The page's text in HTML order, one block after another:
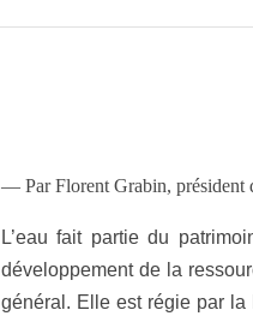
— Par Florent Grabin, président
L’eau fait partie du
développement de la
général. Elle est régie par